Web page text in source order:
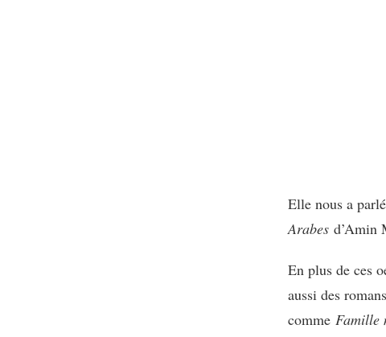
Elle nous a
Arabes d’Amin
En plus de ces
aussi des
comme Famille